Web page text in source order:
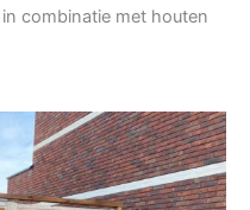
combinatie met houten